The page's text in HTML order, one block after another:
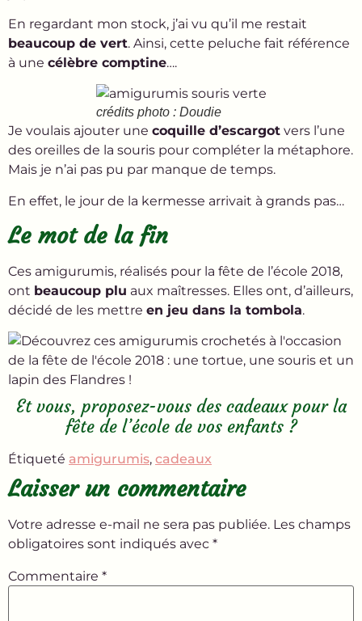
En regardant mon stock, j’ai vu qu’il me restait
beaucoup de vert. Ainsi, cette peluche fait référence
à une célèbre comptine….
crédits photo : Doudie
Je voulais ajouter une coquille d’escargot vers l’une
des oreilles de la souris pour compléter la métaphore.
Mais je n’ai pas pu par manque de temps.
En effet, le jour de la kermesse arrivait à grands pas…
Le mot de la fin
Ces amigurumis, réalisés pour la fête de l’école 2018,
ont beaucoup plu aux maîtresses. Elles ont, d’ailleurs,
décidé de les mettre en jeu dans la tombola.
Et vous, proposez-vous des cadeaux pour la
fête de l’école de vos enfants ?
Étiqueté amigurumis, cadeaux
Laisser un commentaire
Votre adresse e-mail ne sera pas publiée. Les champs
obligatoires sont indiqués avec *
Commentaire *